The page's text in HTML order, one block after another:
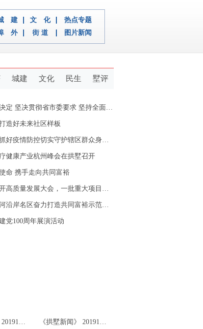
建 文 化
热点专题
外 街 道 图片新闻
城建 文化 民生 墅评
省市委要求 坚持全面从严治党推动新拱墅经济社会又好又快发展
造好未来社区样板
疫情防控切实守护辖区群众身体健康
健康产业杭州峰会在拱墅召开
命 携手走向共同富裕
质量发展大会，一批重大项目开工签约
岸名区奋力打造共同富裕示范区拱墅样本
党100周年展演活动
《拱墅新闻》 20191126 《拱墅新闻》 20191122